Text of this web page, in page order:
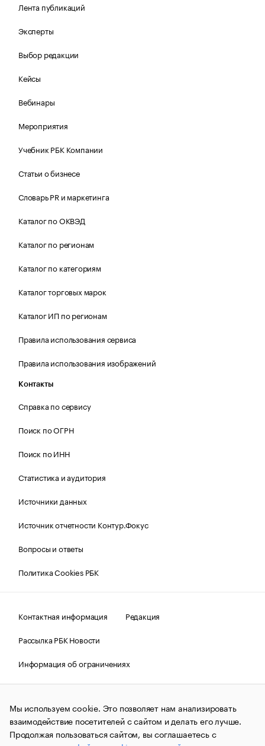
Лента публикаций
Эксперты
Выбор редакции
Кейсы
Вебинары
Мероприятия
Учебник РБК Компании
Статьи о бизнесе
Словарь PR и маркетинга
Каталог по ОКВЭД
Каталог по регионам
Каталог по категориям
Каталог торговых марок
Каталог ИП по регионам
Правила использования сервиса
Правила использования изображений
Контакты
Справка по сервису
Поиск по ОГРН
Поиск по ИНН
Статистика и аудитория
Источники данных
Источник отчетности Контур.Фокус
Вопросы и ответы
Политика Cookies РБК
Контактная информация
Редакция
Рассылка РБК Новости
Информация об ограничениях
Правовая информация
О соблюдении авторских прав
© АО «РОСБИЗНЕСКОНСАЛТИНГ»,1995–2026.Сообщения
и материалы информационного агентства «РБК»
(зарегистрировано Федеральной службой по надзору в сфере
связи, информационных технологий и массовых
Мы используем cookie. Это позволяет нам анализировать
взаимодействие посетителей с сайтом и делать его лучше.
Продолжая пользоваться сайтом, вы соглашаетесь с